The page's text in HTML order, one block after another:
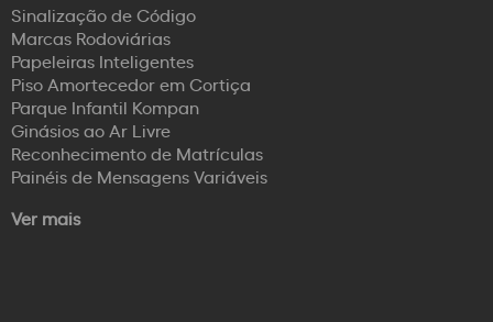
Sinalização de Código
Marcas Rodoviárias
Papeleiras Inteligentes
Piso Amortecedor em Cortiça
Parque Infantil Kompan
Ginásios ao Ar Livre
Reconhecimento de Matrículas
Painéis de Mensagens Variáveis
Ver mais